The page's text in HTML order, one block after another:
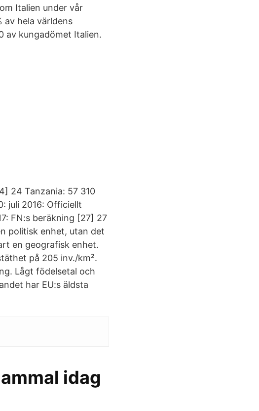
Italien under vår
av hela världens
av kungadömet Italien.
24 Tanzania: 57 310
juli 2016: Officiellt
FN:s beräkning [27] 27
politisk enhet, utan det
en geografisk enhet.
på 205 inv./km².
Lågt födelsetal och
har EU:s äldsta
idag